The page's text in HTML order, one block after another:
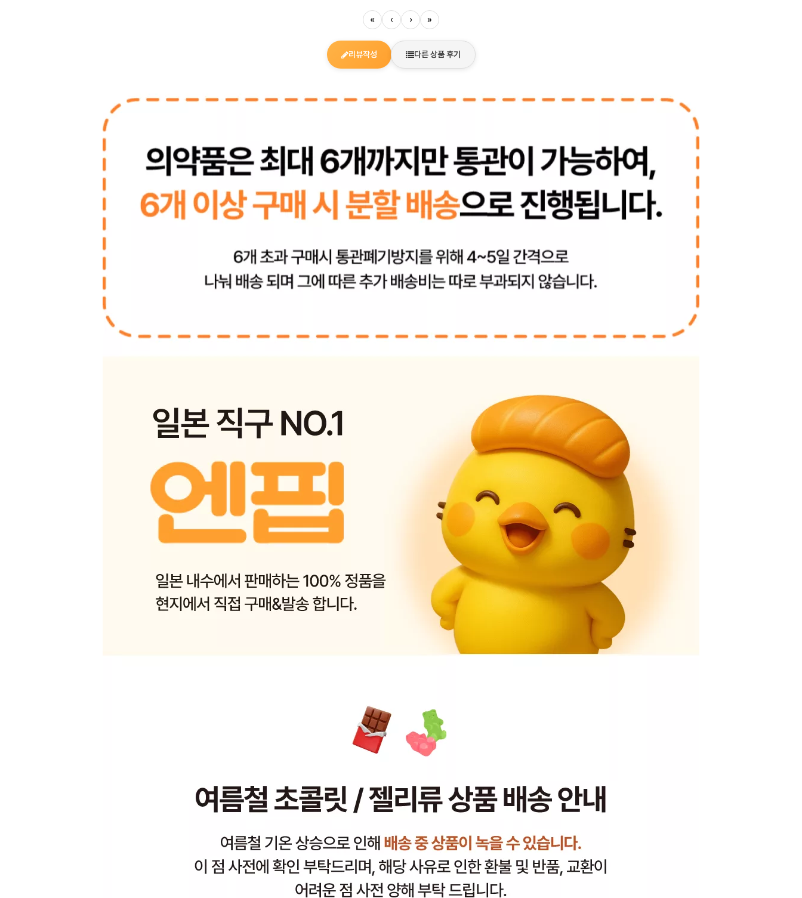
« ‹ › »
리뷰작성 다른 상품 후기